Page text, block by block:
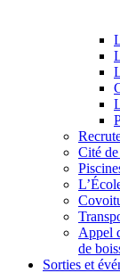
Cité
Appel
de
Sorties et